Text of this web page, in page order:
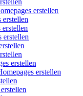
erstellen
erstellen
erstellen
erstellen
erstellen